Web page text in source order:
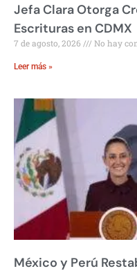
Jefa Clara Otorga
Escrituras en CDMX
7 de agosto, 2026 No hay
Leer más »
México y Perú